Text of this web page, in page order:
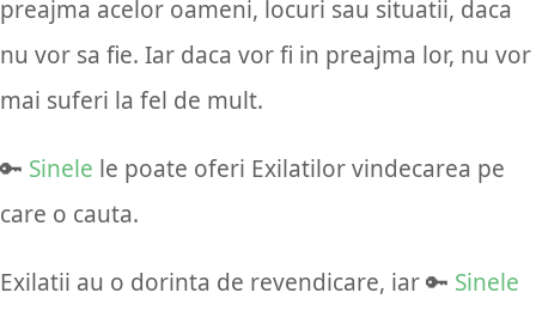
preajma acelor oameni, locuri sau situatii, daca
nu vor sa fie. Iar daca vor fi in preajma lor, nu vor
mai suferi la fel de mult.
🔑 Sinele le poate oferi Exilatilor vindecarea pe
care o cauta.
Exilatii au o dorinta de revendicare, iar 🔑 Sinele